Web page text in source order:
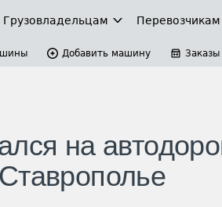
Грузовладельцам Перевозчикам
Добавить машину Заказы
на